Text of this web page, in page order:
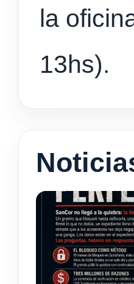
la
13hs).